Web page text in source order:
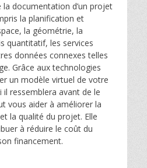
documentation d’un projet
la planification et
la géométrie, la
quantitatif, les services
données connexes telles
Grâce aux technologies
un modèle virtuel de votre
ressemblera avant de le
vous aider à améliorer la
la qualité du projet. Elle
à réduire le coût du
financement.